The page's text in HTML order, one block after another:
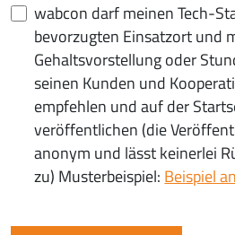
wabcon darf meinen Tech-
bevorzugten Einsatzort und
Gehaltsvorstellung oder
seinen Kunden und
empfehlen und auf der
veröffentlichen (die
anonym und lässt keinerlei
zu) Musterbeispiel: Beispiel